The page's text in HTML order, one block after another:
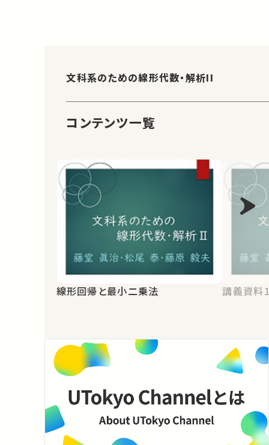
文科系のための線形代数・解析II
コンテンツ一覧
線形回帰と最小二乗法 講義資料